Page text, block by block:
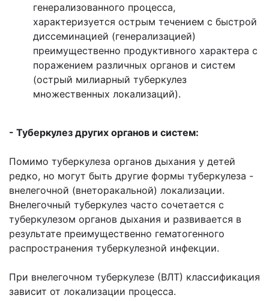
генерализованного процесса,
характеризуется острым течением с быстрой
диссеминацией (генерализацией)
преимущественно продуктивного характера с
поражением различных органов и систем
(острый милиарный туберкулез
множественных локализаций).
- Туберкулез других органов и систем:
Помимо туберкулеза органов дыхания у детей
редко, но могут быть другие формы туберкулеза -
внелегочной (внеторакальной) локализации.
Внелегочный туберкулез часто сочетается с
туберкулезом органов дыхания и развивается в
результате преимущественно гематогенного
распространения туберкулезной инфекции.
При внелегочном туберкулезе (ВЛТ) классификация
зависит от локализации процесса.